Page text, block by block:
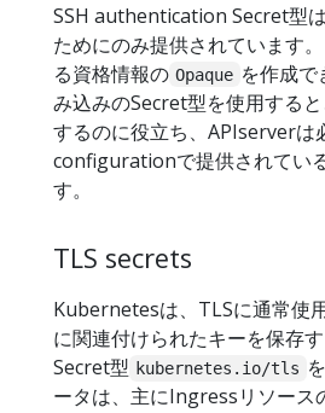
SSH authentication Secret型
ためにのみ提供されています
る資格情報の Opaque を作成で
み込みのSecret型を使用する
するのに役立ち、APIserverは
configurationで提供されてい
す。
TLS secrets
Kubernetesは、TLSに通常使
に関連付けられたキーを保存
Secret型 kubernetes.io/tls
ータは、主にIngressリソー